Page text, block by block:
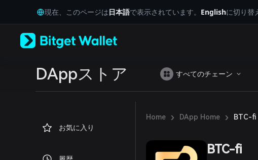
Tiếng Việt
Русский
Español (Latinoamérica)
Português (Portugal)
Bahasa Indonesia
現在、このページは日本語で表示されています。 Englishに切り替
DAppストア すべてのチェーン
お気に入り
Home › DApp Home › BTC-fi
BTC-fi